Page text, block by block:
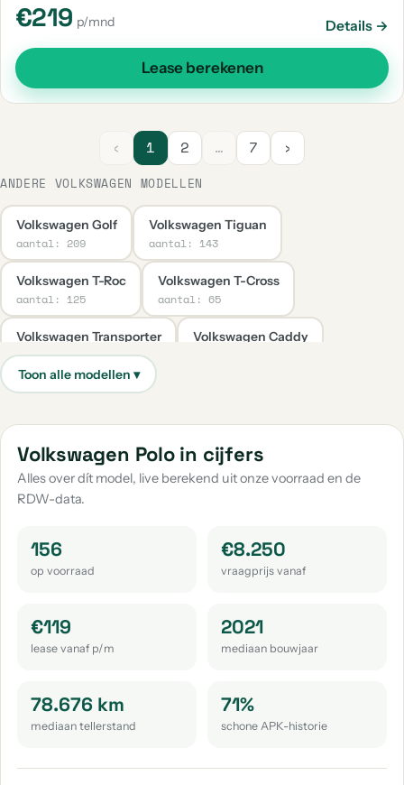
€219 p/mnd Details →
Lease berekenen
‹ 1 2 … 7 ›
ANDERE VOLKSWAGEN MODELLEN
Volkswagen Golf
aantal: 209
Volkswagen Tiguan
aantal: 143
Volkswagen T-Roc
aantal: 125
Volkswagen T-Cross
aantal: 65
Volkswagen Transporter
aantal: 39
Volkswagen Caddy
Volkswagen Taigo
Volkswagen Caddy Maxi
aantal: 20
Volkswagen Golf Sportsvan
aantal: 18
Volkswagen Passat
Volkswagen Tayron
aantal: 14
Volkswagen Tiguan Allspace
aantal: 14
aantal: 13 aantal: 10
Volkswagen Id.4 Volkswagen Beetle
Volkswagen Polo in cijfers
Alles over dít model, live berekend uit onze voorraad en de
RDW-data.
156
op voorraad
€8.250
vraagprijs vanaf
€119
lease vanaf p/m
2021
mediaan bouwjaar
78.676 km
mediaan tellerstand
71%
schone APK-historie